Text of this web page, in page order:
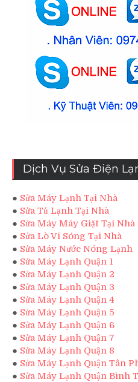
Dịch Vụ Sửa Điện
● Sửa Máy Lạnh Tại Nhà
● Sửa Tủ Lạnh Tại Nhà
● Sửa Máy Máy Giặt Tại Nhà
● Sửa Lò Vi Sóng Tại Nhà
● Sửa Máy Nước Nóng Lạnh
● Sửa Máy Lạnh Quận 1
● Sửa Máy Lạnh Quận 2
● Sửa Máy Lạnh Quận 3
● Sửa Máy Lạnh Quận 4
● Sửa Máy Lạnh Quận 5
● Sửa Máy Lạnh Quận 6
● Sửa Máy Lạnh Quận 7
● Sửa Máy Lạnh Quận 8
● Sửa Máy Lạnh Quận Tân
● Sửa Máy Lạnh Quận Bình